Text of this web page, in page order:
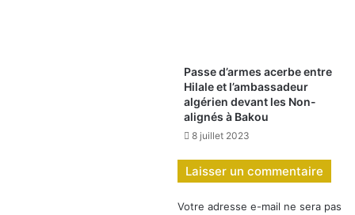
Passe d’armes acerbe entre
Hilale et l’ambassadeur
algérien devant les Non-
alignés à Bakou
8 juillet 2023
Laisser un commentaire
Votre adresse e-mail ne sera pas